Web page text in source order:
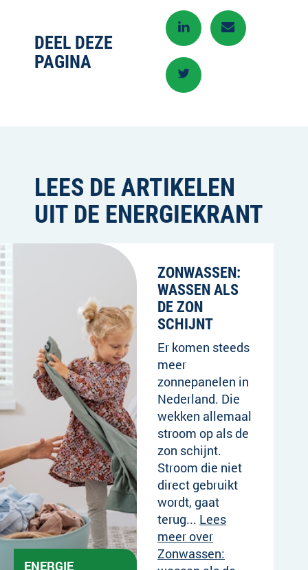
DEEL DEZE
PAGINA
LEES DE ARTIKELEN
UIT DE ENERGIEKRANT
ENERGIE
ZONWASSEN:
WASSEN ALS
DE ZON
SCHIJNT
Er komen steeds
meer
zonnepanelen in
Nederland. Die
wekken allemaal
stroom op als de
zon schijnt.
Stroom die niet
direct gebruikt
wordt, gaat
terug... Lees
meer over
Zonwassen: